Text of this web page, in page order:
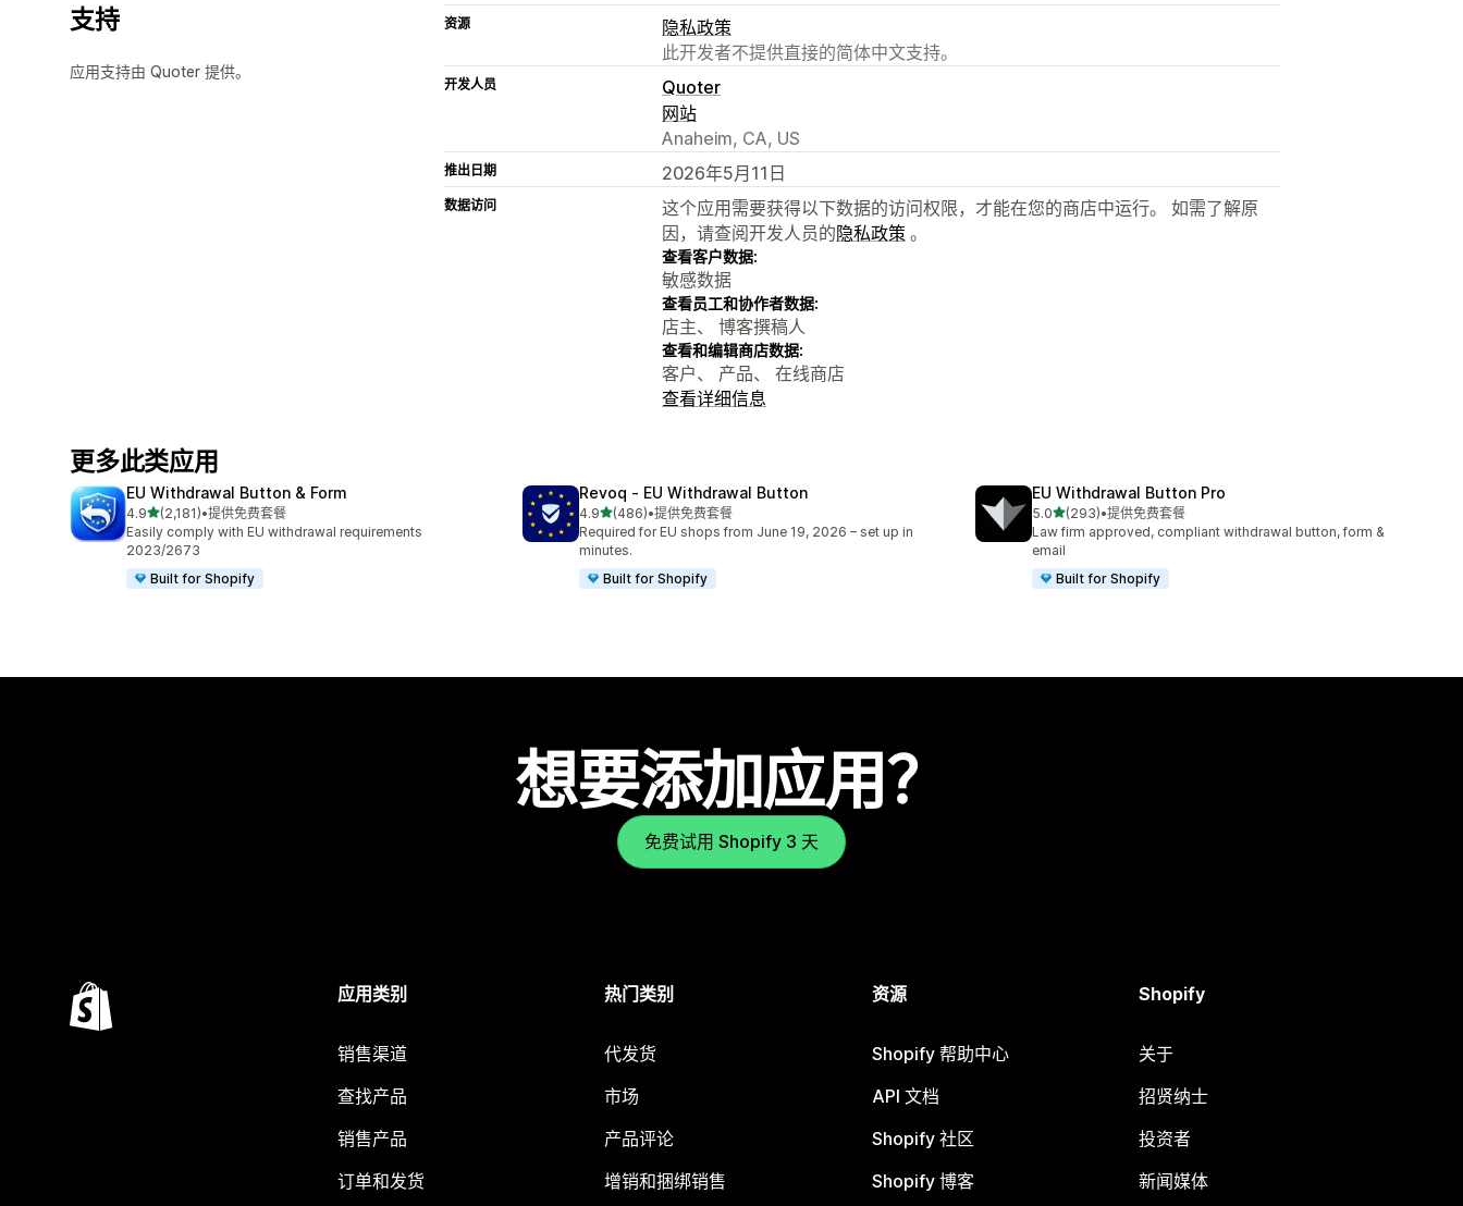
支持
应用支持由 Quoter 提供。
资源
隐私政策
此开发者不提供直接的简体中文支持。
开发人员
Quoter
网站
Anaheim, CA, US
推出日期 2026年5月11日
数据访问
这个应用需要获得以下数据的访问权限，才能在您的商店中运行。 如需了解原
因，请查阅开发人员的隐私政策 。
查看客户数据:
敏感数据
查看员工和协作者数据:
店主、 博客撰稿人
查看和编辑商店数据:
客户、 产品、 在线商店
查看详细信息
更多此类应用
EU Withdrawal Button & Form
4.9星（满分 5 星）
(2,181)
总共 2181 条评论
•提供免费套餐
Easily comply with EU withdrawal requirements
2023/2673
Built for Shopify
Revoq ‑ EU Withdrawal Button
4.9星（满分 5 星）
(486)
总共 486 条评论
•提供免费套餐
Required for EU shops from June 19, 2026 – set up in
minutes.
Built for Shopify
EU Withdrawal Button Pro
5.0星（满分 5 星）
(293)
总共 293 条评论
•提供免费套餐
Law firm approved, compliant withdrawal button, form &
email
Built for Shopify
想要添加应用？
免费试用 Shopify 3 天
应用类别
销售渠道
查找产品
销售产品
订单和发货
热门类别
代发货
市场
产品评论
增销和捆绑销售
资源
Shopify 帮助中心
API 文档
Shopify 社区
Shopify 博客
Shopify
关于
招贤纳士
投资者
新闻媒体